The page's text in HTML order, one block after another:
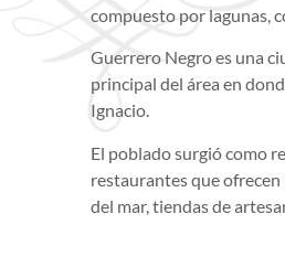
compuesto por lagunas,
Guerrero Negro es una
principal del área en
Ignacio.
El poblado surgió como
restaurantes que
del mar, tiendas de